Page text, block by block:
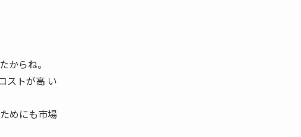
からね。
ストが高 い
めにも市場